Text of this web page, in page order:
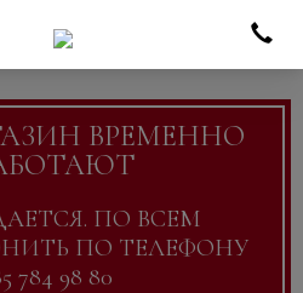
ВРЕМЕННО
ПО ВСЕМ
ПО ТЕЛЕФОНУ
784 98 80